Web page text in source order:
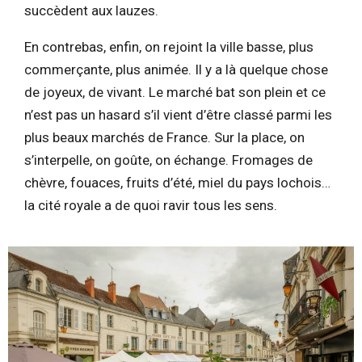
succèdent aux lauzes.
En contrebas, enfin, on rejoint la ville basse, plus
commerçante, plus animée. Il y a là quelque chose
de joyeux, de vivant. Le marché bat son plein et ce
n’est pas un hasard s’il vient d’être classé parmi les
plus beaux marchés de France. Sur la place, on
s’interpelle, on goûte, on échange. Fromages de
chèvre, fouaces, fruits d’été, miel du pays lochois…
la cité royale a de quoi ravir tous les sens.